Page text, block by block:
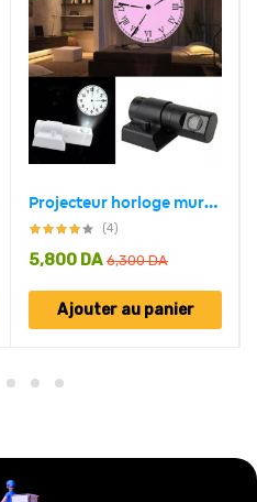
Projecteur horloge mural HD Rotation à 180 degrés 2 mode et 4 couleur
(4)
6,300DA
5,800 DA
Ajouter au panier